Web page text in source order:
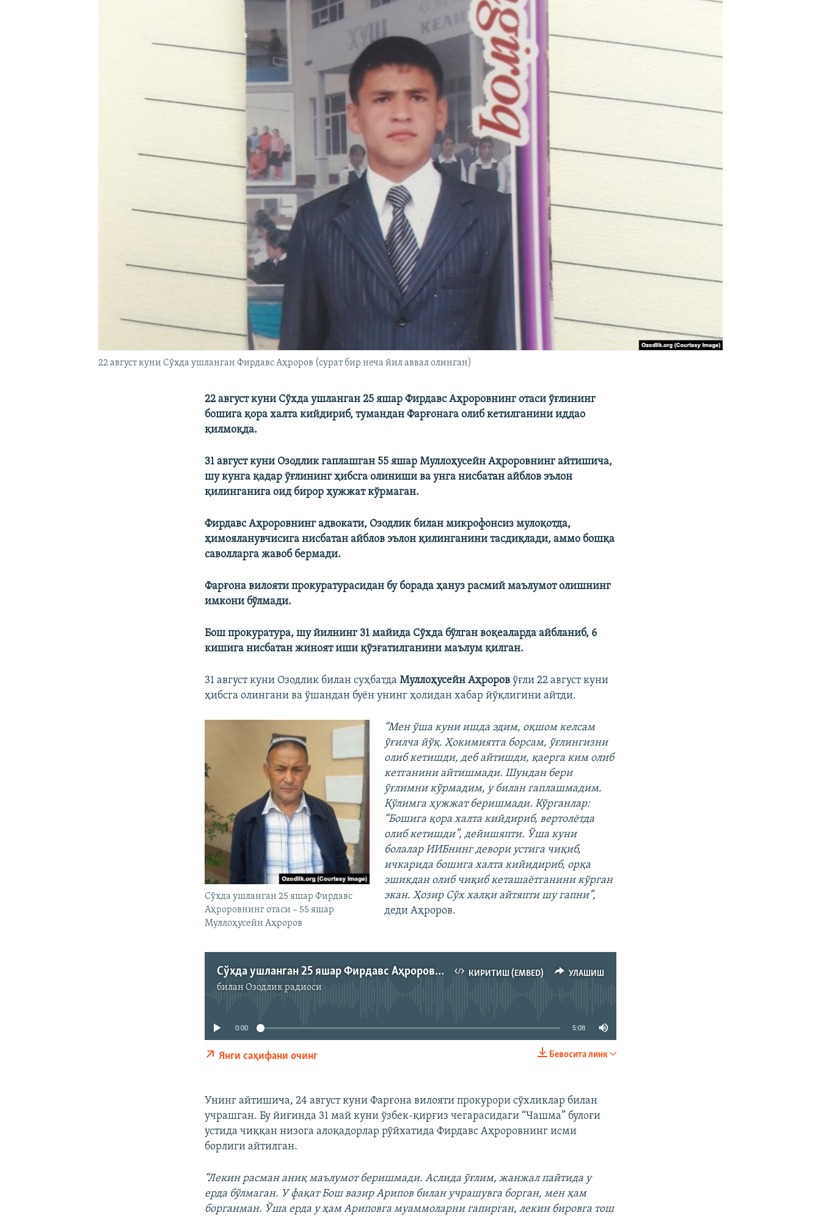
22 август куни Сўхда ушланган Фирдавс Аҳроров (сурат бир неча йил аввал олинган)
22 август куни Сўхда ушланган 25 яшар Фирдавс Аҳроровнинг отаси ўғлининг
бошига қора халта кийдириб, тумандан Фарғонага олиб кетилганини иддао
қилмоқда.
31 август куни Озодлик гаплашган 55 яшар Муллоҳусейн Аҳроровнинг айтишича,
шу кунга қадар ўғлининг ҳибсга олиниши ва унга нисбатан айблов эълон
қилинганига оид бирор ҳужжат кўрмаган.
Фирдавс Аҳроровнинг адвокати, Озодлик билан микрофонсиз мулоқотда,
ҳимояланувчисига нисбатан айблов эълон қилинганини тасдиқлади, аммо бошқа
саволларга жавоб бермади.
Фарғона вилояти прокуратурасидан бу борада ҳануз расмий маълумот олишнинг
имкони бўлмади.
Бош прокуратура, шу йилнинг 31 майида Сўхда бўлган воқеаларда айбланиб, 6
кишига нисбатан жиноят иши қўзғатилганини маълум қилган.
31 август куни Озодлик билан суҳбатдаМуллоҳусейн Аҳроровўғли 22 август куни
ҳибсга олингани ва ўшандан буён унинг ҳолидан хабар йўқлигини айтди.
Сўхда ушланган 25 яшар Фирдавс
Аҳроровнинг отаси – 55 яшар
Муллоҳусейн Аҳроров
“Мен ўша куни ишда эдим, оқшом келсам
ўғилча йўқ. Ҳокимиятга борсам, ўғлингизни
олиб кетишди, деб айтишди, қаерга ким олиб
кетганини айтишмади. Шундан бери
ўғлимни кўрмадим, у билан гаплашмадим.
Қўлимга ҳужжат беришмади. Кўрганлар:
“Бошига қора халта кийдириб, вертолётда
олиб кетишди”, дейишяпти. Ўша куни
болалар ИИБнинг девори устига чиқиб,
ичкарида бошига халта кийидириб, орқа
эшикдан олиб чиқиб кеташаётганини кўрган
экан. Ҳозир Сўх халқи айтяпти шу гапни”,
деди Аҳроров.
КИРИТИШ (EMBED) УЛАШИШ
Сўхда ушланган 25 яшар Фирдавс Аҳроровнинг отаси – Муллоҳусейн Аҳроров билан суҳбат
биланОзодлик радиоси
0:00 5:08
Бевосита линк
Янги саҳифани очинг
Унинг айтишича, 24 август куни Фарғона вилояти прокурори сўхликлар билан
учрашган. Бу йиғинда 31 май куни ўзбек-қирғиз чегарасидаги “Чашма” булоғи
устида чиққан низога алоқадорлар рўйхатида Фирдавс Аҳроровнинг исми
борлиги айтилган.
“Лекин расман аниқ маълумот беришмади. Аслида ўғлим, жанжал пайтида у
ерда бўлмаган. У фақат Бош вазир Арипов билан учрашувга борган, мен ҳам
борганман. Ўша ерда у ҳам Ариповга муаммоларни гапирган, лекин бировга тош